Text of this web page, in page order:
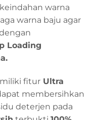
warna
warna baju agar
Loading
fitur Ultra
membersihkan
deterjen pada